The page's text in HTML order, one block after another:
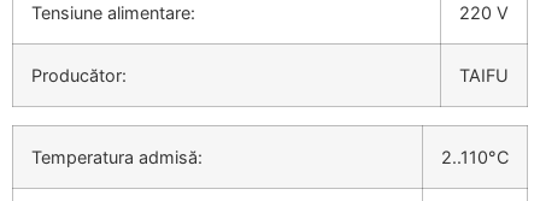
Tensiune alimentare: 220 V
Producător: TAIFU
Temperatura admisă: 2..110°C